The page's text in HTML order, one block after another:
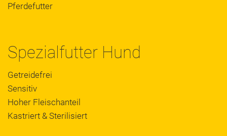
Pferdefutter
Spezialfutter Hund
Getreidefrei
Sensitiv
Hoher Fleischanteil
Kastriert & Sterilisiert